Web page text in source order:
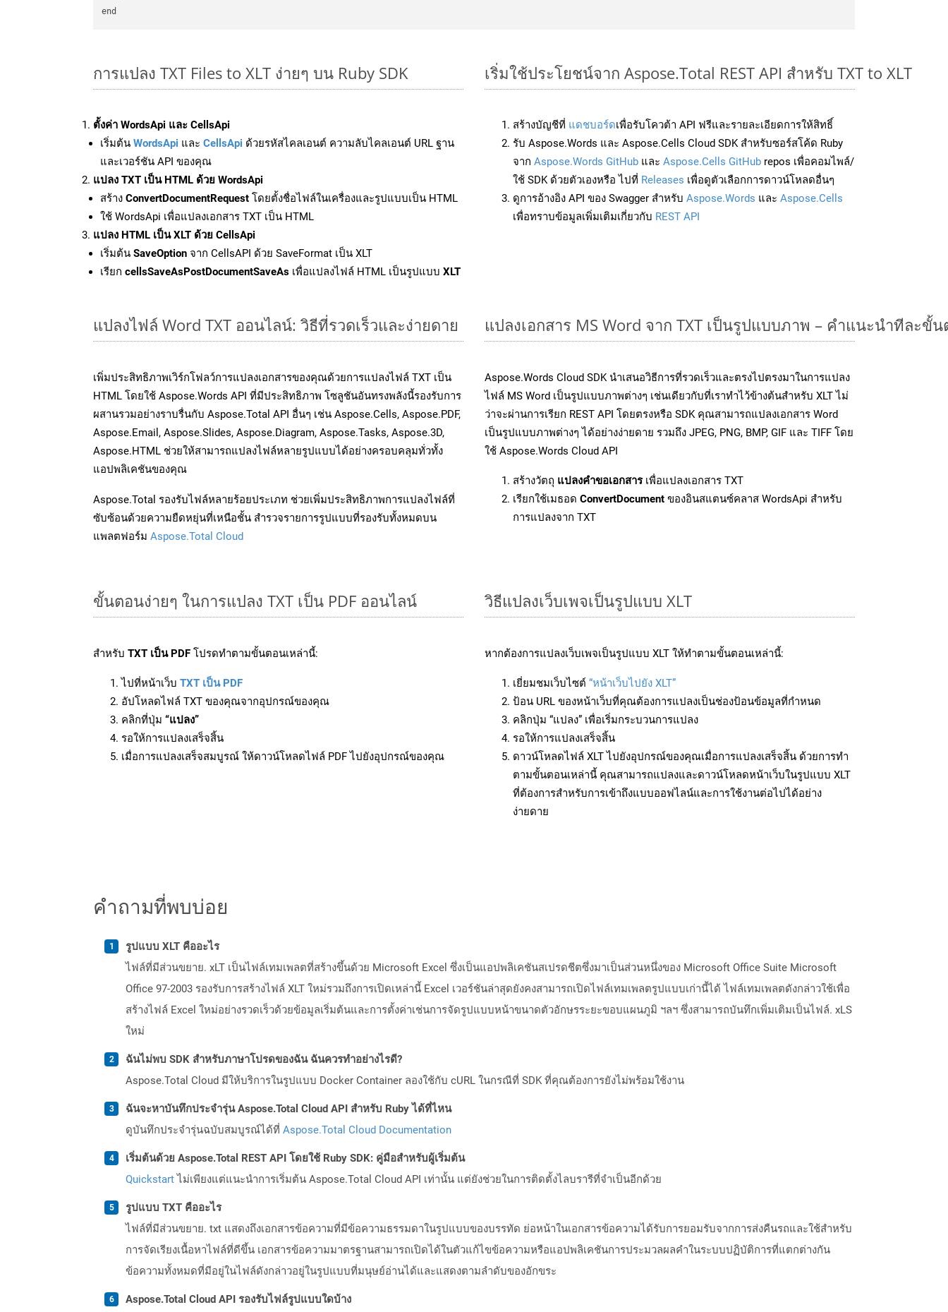
การแปลง TXT Files to XLT ง่ายๆ บน Ruby SDK
ตั้งค่า WordsApi และ CellsApi
เริ่มต้น WordsApi และ CellsApi ด้วยรหัสไคลเอนต์ ความลับไคลเอนต์ URL ฐาน
และเวอร์ชัน API ของคุณ
แปลง TXT เป็น HTML ด้วย WordsApi
สร้าง ConvertDocumentRequest โดยตั้งชื่อไฟล์ในเครื่องและรูปแบบเป็น HTML
ใช้ WordsApi เพื่อแปลงเอกสาร TXT เป็น HTML
แปลง HTML เป็น XLT ด้วย CellsApi
เริ่มต้น SaveOption จาก CellsAPI ด้วย SaveFormat เป็น XLT
เรียก cellsSaveAsPostDocumentSaveAs เพื่อแปลงไฟล์ HTML เป็นรูปแบบ XLT
เริ่มใช้ประโยชน์จาก Aspose.Total REST API สำหรับ TXT to XLT
สร้างบัญชีที่ แดชบอร์ดเพื่อรับโควต้า API ฟรีและรายละเอียดการให้สิทธิ์
รับ Aspose.Words และ Aspose.Cells Cloud SDK สำหรับซอร์สโค้ด Ruby
จาก Aspose.Words GitHub และ Aspose.Cells GitHub repos เพื่อคอมไพล์/
ใช้ SDK ด้วยตัวเองหรือ ไปที่ Releases เพื่อดูตัวเลือกการดาวน์โหลดอื่นๆ
ดูการอ้างอิง API ของ Swagger สำหรับ Aspose.Words และ Aspose.Cells
เพื่อทราบข้อมูลเพิ่มเติมเกี่ยวกับ REST API
แปลงไฟล์ Word TXT ออนไลน์: วิธีที่รวดเร็วและง่ายดาย
เพิ่มประสิทธิภาพเวิร์กโฟลว์การแปลงเอกสารของคุณด้วยการแปลงไฟล์ TXT เป็น
HTML โดยใช้ Aspose.Words API ที่มีประสิทธิภาพ โซลูชันอันทรงพลังนี้รองรับการ
ผสานรวมอย่างราบรื่นกับ Aspose.Total API อื่นๆ เช่น Aspose.Cells, Aspose.PDF,
Aspose.Email, Aspose.Slides, Aspose.Diagram, Aspose.Tasks, Aspose.3D,
Aspose.HTML ช่วยให้สามารถแปลงไฟล์หลายรูปแบบได้อย่างครอบคลุมทั่วทั้ง
แอปพลิเคชันของคุณ
Aspose.Total รองรับไฟล์หลายร้อยประเภท ช่วยเพิ่มประสิทธิภาพการแปลงไฟล์ที่
ซับซ้อนด้วยความยืดหยุ่นที่เหนือชั้น สำรวจรายการรูปแบบที่รองรับทั้งหมดบน
แพลตฟอร์ม Aspose.Total Cloud
แปลงเอกสาร MS Word จาก TXT เป็นรูปแบบภาพ – คำแนะนำทีละขั้
Aspose.Words Cloud SDK นำเสนอวิธีการที่รวดเร็วและตรงไปตรงมาในการแปลง
ไฟล์ MS Word เป็นรูปแบบภาพต่างๆ เช่นเดียวกับที่เราทำไว้ข้างต้นสำหรับ XLT ไม่
ว่าจะผ่านการเรียก REST API โดยตรงหรือ SDK คุณสามารถแปลงเอกสาร Word
เป็นรูปแบบภาพต่างๆ ได้อย่างง่ายดาย รวมถึง JPEG, PNG, BMP, GIF และ TIFF โดย
ใช้ Aspose.Words Cloud API
สร้างวัตถุ แปลงคำขอเอกสารเพื่อแปลงเอกสาร TXT
เรียกใช้เมธอด ConvertDocument ของอินสแตนซ์คลาส WordsApi สำหรับ
การแปลงจาก TXT
ขั้นตอนง่ายๆ ในการแปลง TXT เป็น PDF ออนไลน์
สำหรับ TXT เป็น PDF โปรดทำตามขั้นตอนเหล่านี้:
ไปที่หน้าเว็บ TXT เป็น PDF
อัปโหลดไฟล์ TXT ของคุณจากอุปกรณ์ของคุณ
คลิกที่ปุ่ม “แปลง”
รอให้การแปลงเสร็จสิ้น
เมื่อการแปลงเสร็จสมบูรณ์ ให้ดาวน์โหลดไฟล์ PDF ไปยังอุปกรณ์ของคุณ
วิธีแปลงเว็บเพจเป็นรูปแบบ XLT
หากต้องการแปลงเว็บเพจเป็นรูปแบบ XLT ให้ทำตามขั้นตอนเหล่านี้:
เยี่ยมชมเว็บไซต์ “หน้าเว็บไปยัง XLT”
ป้อน URL ของหน้าเว็บที่คุณต้องการแปลงเป็นช่องป้อนข้อมูลที่กำหนด
คลิกปุ่ม “แปลง” เพื่อเริ่มกระบวนการแปลง
รอให้การแปลงเสร็จสิ้น
ดาวน์โหลดไฟล์ XLT ไปยังอุปกรณ์ของคุณเมื่อการแปลงเสร็จสิ้น ด้วยการทำ
ตามขั้นตอนเหล่านี้ คุณสามารถแปลงและดาวน์โหลดหน้าเว็บในรูปแบบ XLT
ที่ต้องการสำหรับการเข้าถึงแบบออฟไลน์และการใช้งานต่อไปได้อย่าง
ง่ายดาย
คำถามที่พบบ่อย
รูปแบบ XLT คืออะไร
ไฟล์ที่มีส่วนขยาย. xLT เป็นไฟล์เทมเพลตที่สร้างขึ้นด้วย Microsoft Excel ซึ่งเป็นแอปพลิเคชันสเปรดชีตซึ่งมาเป็นส่วนหนึ่งของ Microsoft Office Suite Microsoft
Office 97-2003 รองรับการสร้างไฟล์ XLT ใหม่รวมถึงการเปิดเหล่านี้ Excel เวอร์ชันล่าสุดยังคงสามารถเปิดไฟล์เทมเพลตรูปแบบเก่านี้ได้ ไฟล์เทมเพลตดังกล่าวใช้เพื่อ
สร้างไฟล์ Excel ใหม่อย่างรวดเร็วด้วยข้อมูลเริ่มต้นและการตั้งค่าเช่นการจัดรูปแบบหน้าขนาดตัวอักษรระยะขอบแผนภูมิ ฯลฯ ซึ่งสามารถบันทึกเพิ่มเติมเป็นไฟล์. xLS
ใหม่
ฉันไม่พบ SDK สำหรับภาษาโปรดของฉัน ฉันควรทำอย่างไรดี?
Aspose.Total Cloud มีให้บริการในรูปแบบ Docker Container ลองใช้กับ cURL ในกรณีที่ SDK ที่คุณต้องการยังไม่พร้อมใช้งาน
ฉันจะหาบันทึกประจำรุ่น Aspose.Total Cloud API สำหรับ Ruby ได้ที่ไหน
ดูบันทึกประจำรุ่นฉบับสมบูรณ์ได้ที่ Aspose.Total Cloud Documentation
เริ่มต้นด้วย Aspose.Total REST API โดยใช้ Ruby SDK: คู่มือสำหรับผู้เริ่มต้น
Quickstartไม่เพียงแต่แนะนำการเริ่มต้น Aspose.Total Cloud API เท่านั้น แต่ยังช่วยในการติดตั้งไลบรารีที่จำเป็นอีกด้วย
รูปแบบ TXT คืออะไร
ไฟล์ที่มีส่วนขยาย. txt แสดงถึงเอกสารข้อความที่มีข้อความธรรมดาในรูปแบบของบรรทัด ย่อหน้าในเอกสารข้อความได้รับการยอมรับจากการส่งคืนรถและใช้สำหรับ
การจัดเรียงเนื้อหาไฟล์ที่ดีขึ้น เอกสารข้อความมาตรฐานสามารถเปิดได้ในตัวแก้ไขข้อความหรือแอปพลิเคชันการประมวลผลคำในระบบปฏิบัติการที่แตกต่างกัน
ข้อความทั้งหมดที่มีอยู่ในไฟล์ดังกล่าวอยู่ในรูปแบบที่มนุษย์อ่านได้และแสดงตามลำดับของอักขระ
Aspose.Total Cloud API รองรับไฟล์รูปแบบใดบ้าง